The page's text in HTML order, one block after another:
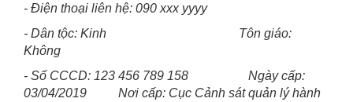
- Điện thoại liên hệ: 090 xxx yyyy
- Dân tộc: Kinh Tôn giáo:
Không
- Số CCCD: 123 456 789 158 Ngày cấp:
03/04/2019 Nơi cấp: Cục Cảnh sát quản lý hành